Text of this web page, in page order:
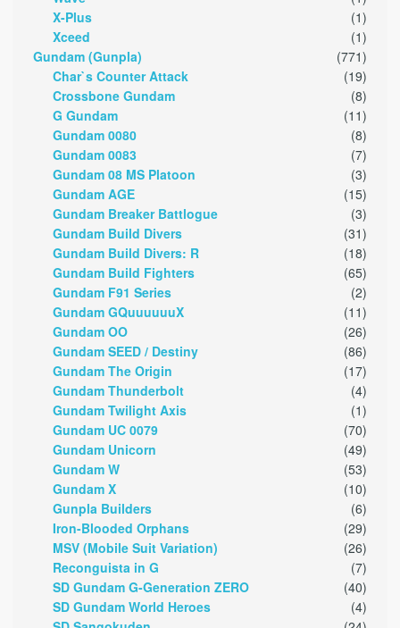
X-Plus
(1)
Xceed
(1)
Gundam (Gunpla)
(771)
Char`s Counter Attack
(19)
Crossbone Gundam
(8)
G Gundam
(11)
Gundam 0080
(8)
Gundam 0083
(7)
Gundam 08 MS Platoon
(3)
Gundam AGE
(15)
Gundam Breaker Battlogue
(3)
Gundam Build Divers
(31)
Gundam Build Divers: R
(18)
Gundam Build Fighters
(65)
Gundam F91 Series
(2)
Gundam GQuuuuuuX
(11)
Gundam OO
(26)
Gundam SEED / Destiny
(86)
Gundam The Origin
(17)
Gundam Thunderbolt
(4)
Gundam Twilight Axis
(1)
Gundam UC 0079
(70)
Gundam Unicorn
(49)
Gundam W
(53)
Gundam X
(10)
Gunpla Builders
(6)
Iron-Blooded Orphans
(29)
MSV (Mobile Suit Variation)
(26)
Reconguista in G
(7)
SD Gundam G-Generation ZERO
(40)
SD Gundam World Heroes
(4)